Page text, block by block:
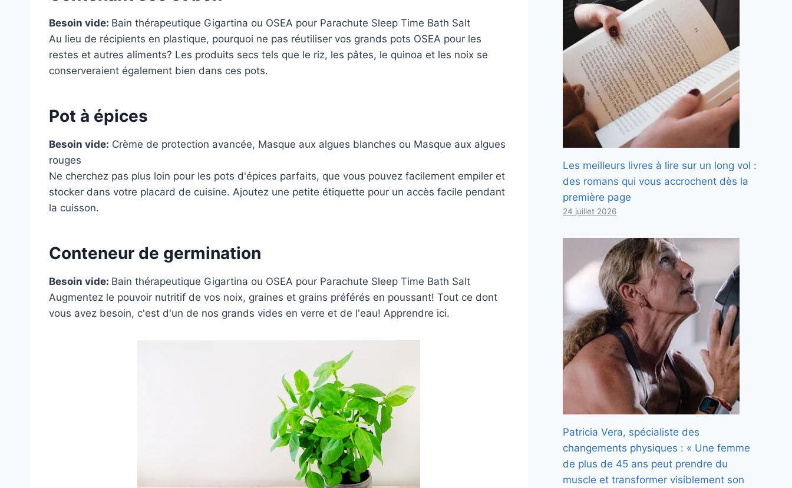
Besoin vide: Bain thérapeutique Gigartina ou OSEA pour Parachute Sleep Time Bath Salt
Au lieu de récipients en plastique, pourquoi ne pas réutiliser vos grands pots OSEA pour les
restes et autres aliments? Les produits secs tels que le riz, les pâtes, le quinoa et les noix se
conserveraient également bien dans ces pots.
Pot à épices
Besoin vide: Crème de protection avancée, Masque aux algues blanches ou Masque aux algues
rouges
Ne cherchez pas plus loin pour les pots d'épices parfaits, que vous pouvez facilement empiler et
stocker dans votre placard de cuisine. Ajoutez une petite étiquette pour un accès facile pendant
la cuisson.
Conteneur de germination
Besoin vide: Bain thérapeutique Gigartina ou OSEA pour Parachute Sleep Time Bath Salt
Augmentez le pouvoir nutritif de vos noix, graines et grains préférés en poussant! Tout ce dont
vous avez besoin, c'est d'un de nos grands vides en verre et de l'eau! Apprendre ici.
Les meilleurs livres à lire sur un long vol :
des romans qui vous accrochent dès la
première page
24 juillet 2026
Patricia Vera, spécialiste des
changements physiques : « Une femme
de plus de 45 ans peut prendre du
muscle et transformer visiblement son